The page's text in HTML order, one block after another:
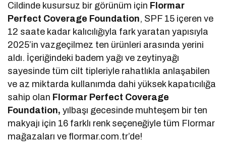
Cildinde kusursuz bir görünüm için Flormar
Perfect Coverage Foundation, SPF 15 içeren ve
12 saate kadar kalıcılığıyla fark yaratan yapısıyla
2025’in vazgeçilmez ten ürünleri arasında yerini
aldı. İçeriğindeki badem yağı ve zeytinyağı
sayesinde tüm cilt tipleriyle rahatlıkla anlaşabilen
ve az miktarda kullanımda dahi yüksek kapatıcılığa
sahip olan Flormar Perfect Coverage
Foundation, yılbaşı gecesinde muhteşem bir ten
makyajı için 16 farklı renk seçeneğiyle tüm Flormar
mağazaları ve flormar.com.tr’de!